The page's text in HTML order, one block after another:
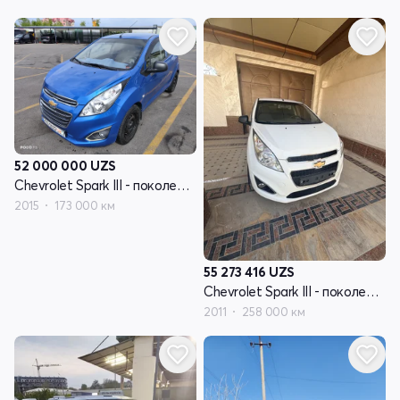
52 000 000 UZS
Chevrolet Spark III - поколение
2015 173 000 км
55 273 416 UZS
Chevrolet Spark III - поколение
2011 258 000 км